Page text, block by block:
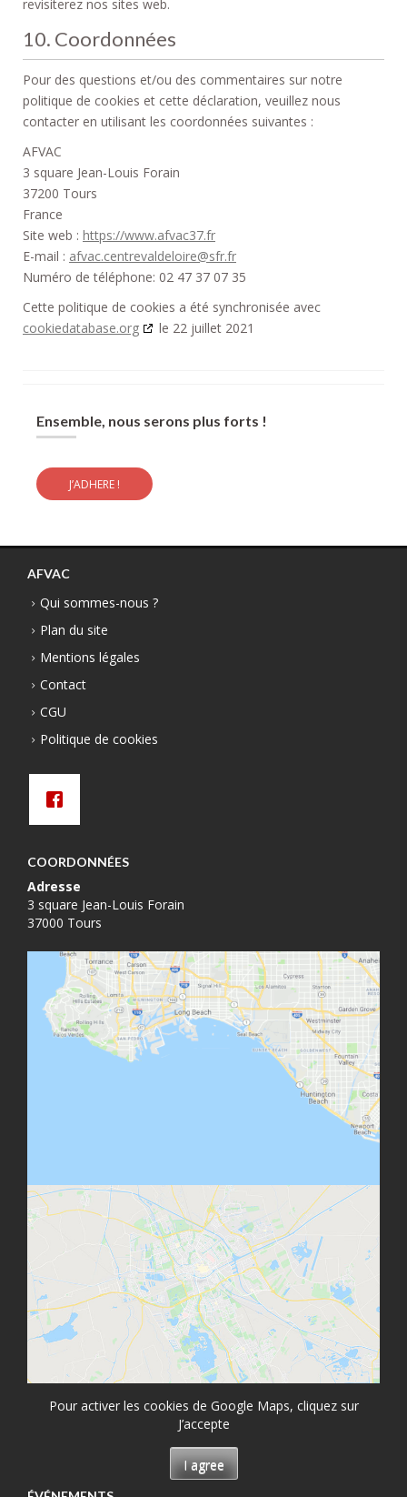
revisiterez nos sites web.
10. Coordonnées
Pour des questions et/ou des commentaires sur notre
politique de cookies et cette déclaration, veuillez nous
contacter en utilisant les coordonnées suivantes :
AFVAC
3 square Jean-Louis Forain
37200 Tours
France
Site web : https://www.afvac37.fr
E-mail : afvac.centrevaldeloire@sfr.fr
Numéro de téléphone: 02 47 37 07 35
Cette politique de cookies a été synchronisée avec
cookiedatabase.org
le 22 juillet 2021
Ensemble, nous serons plus forts !
J’ADHERE !
AFVAC
Qui sommes-nous ?
Plan du site
Mentions légales
Contact
CGU
Politique de cookies
COORDONNÉES
Adresse
3 square Jean-Louis Forain
37000 Tours
Pour activer les cookies de Google Maps, cliquez sur
J’accepte
I agree